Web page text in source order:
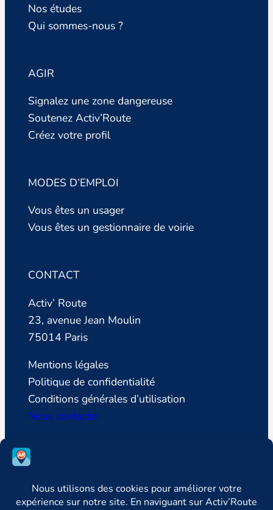
Nos études
Qui sommes-nous ?
AGIR
Signalez une zone dangereuse
Soutenez Activ’Route
Créez votre profil
MODES D’EMPLOI
Vous êtes un usager
Vous êtes un gestionnaire de voirie
CONTACT
Activ’ Route
23, avenue Jean Moulin
75014 Paris
Mentions légales
Politique de confidentialité
Conditions générales d’utilisation
Nous contacter
SUIVEZ LA LIGUE DE DEFENSE DES
CONDUCTEURS